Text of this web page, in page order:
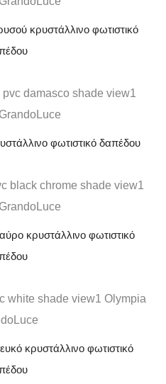
κρυστάλλινο φωτιστικό
φωτιστικό δαπέδου
κρυστάλλινο φωτιστικό
κρυστάλλινο φωτιστικό